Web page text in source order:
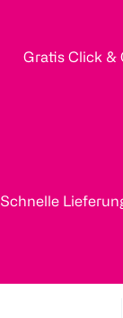
Gratis Click &
Schnelle